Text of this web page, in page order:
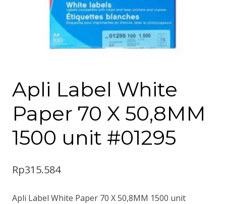
Apli Label White
Paper 70 X 50,8MM
1500 unit #01295
Rp315.584
Apli Label White Paper 70 X 50,8MM 1500 unit